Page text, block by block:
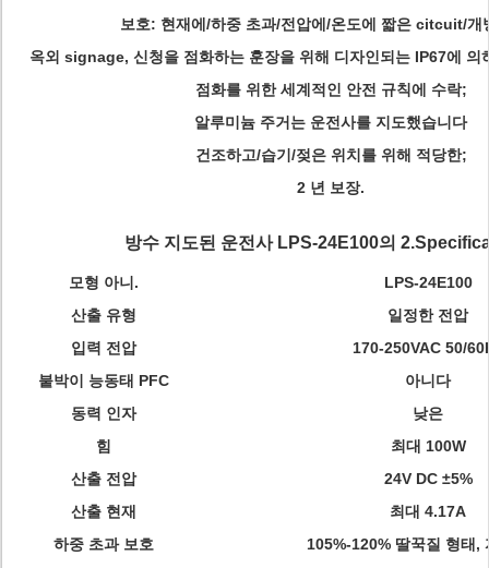
보호: 현재에/하중 초과/전압에/온도에 짧은 citcuit/개
옥외 signage, 신청을 점화하는 훈장을 위해 디자인되는 IP67에 의
점화를 위한 세계적인 안전 규칙에 수락;
알루미늄 주거는 운전사를 지도했습니다
건조하고/습기/젖은 위치를 위해 적당한;
2 년 보장.
방수 지도된 운전사 LPS-24E100의
모형 아니.
LPS-24E100
산출 유형
일정한 전압
입력 전압
170-250VAC 50/
붙박이 능동태 PFC
아니다
동력 인자
낮은
힘
최대 100W
산출 전압
24V DC ±5%
산출 현재
최대 4.17A
하중 초과 보호
105%-120% 딸꾹질 형태,